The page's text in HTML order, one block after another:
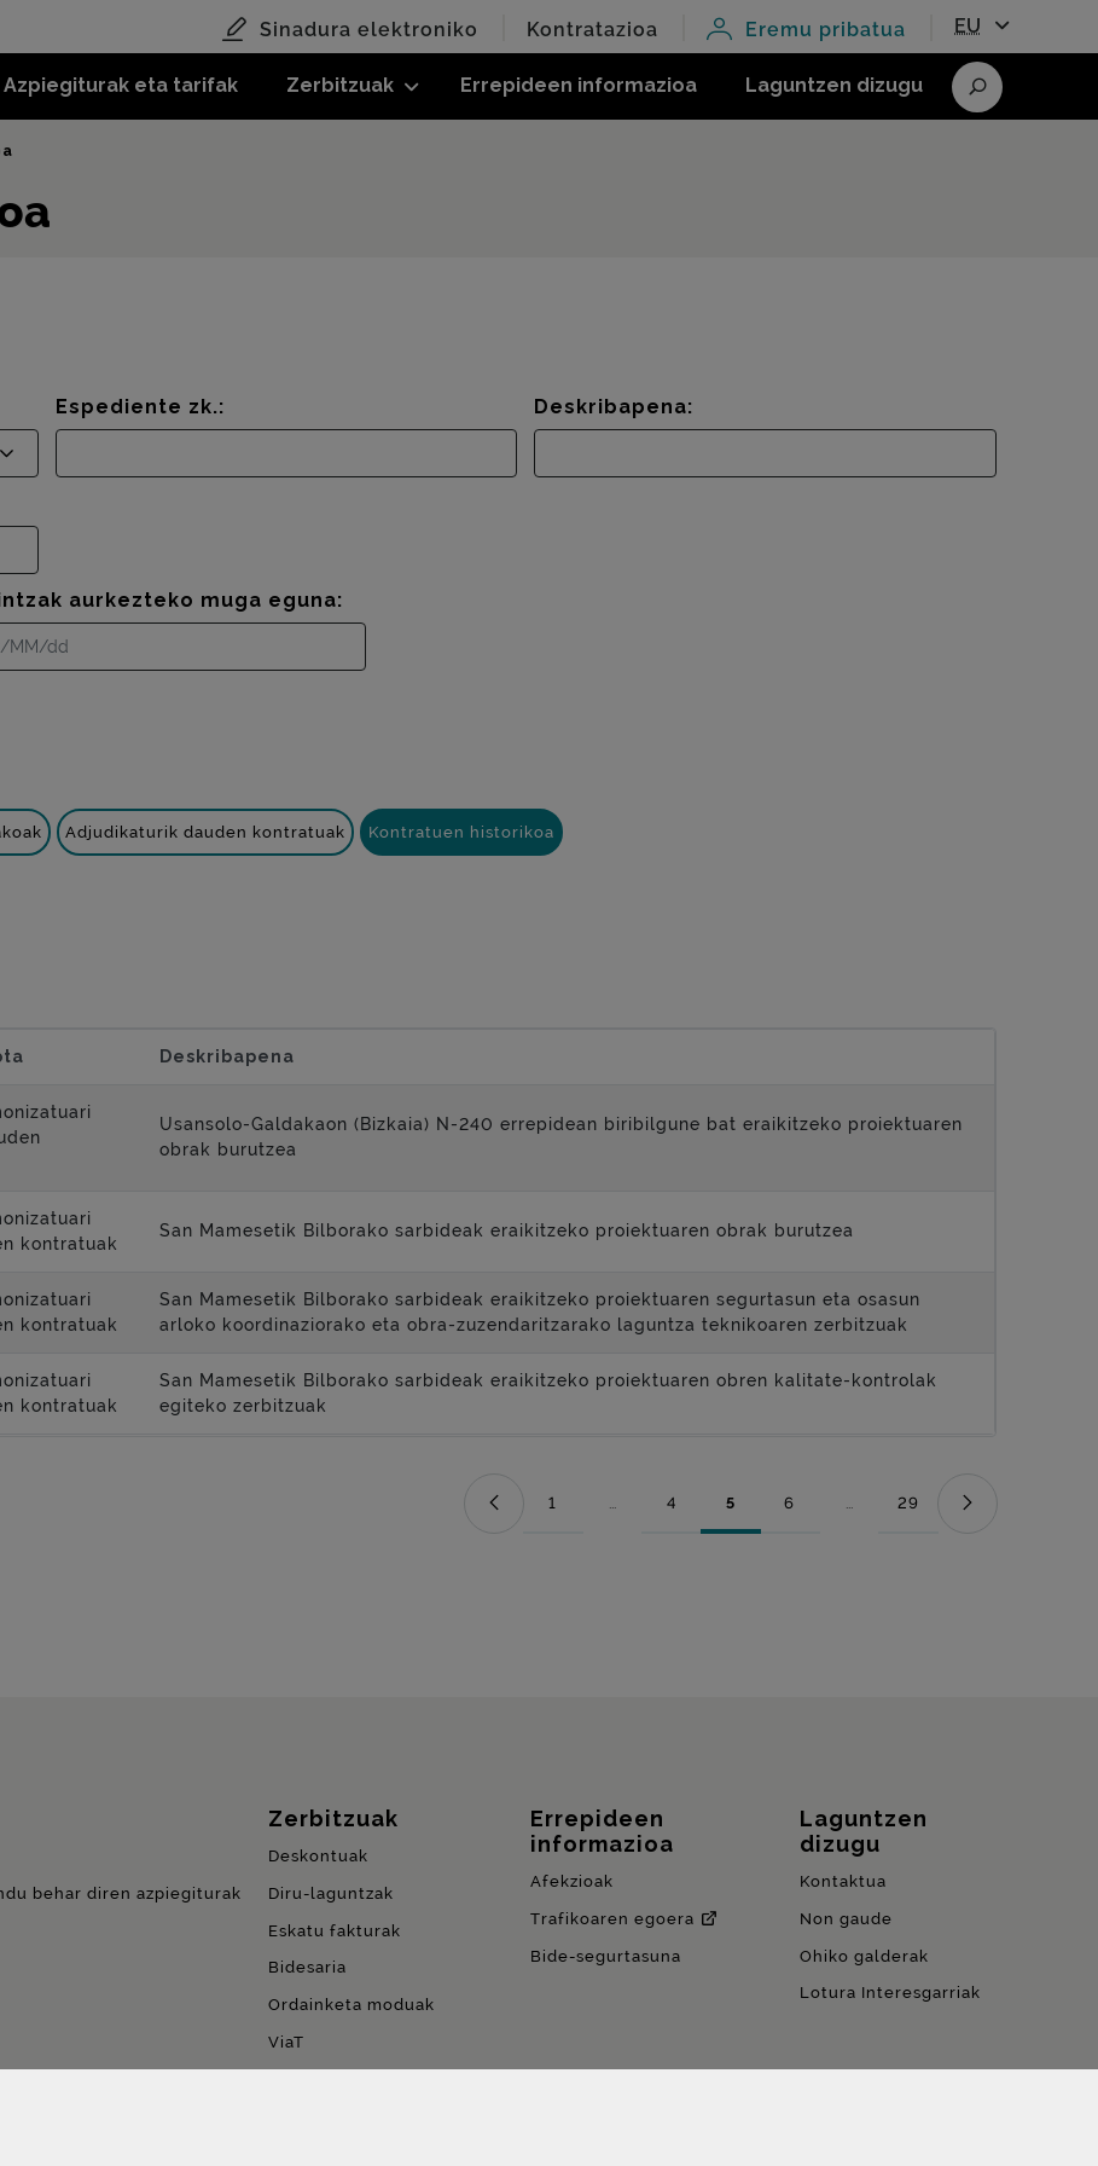
Azpiegiturak eta tarifak Zerbitzuak Errepideen informazioa Laguntzen dizugu
Sinadura elektroniko Kontratazioa Eremu pribatua EU
Bilatu
Espediente zk.: Deskribapena:
aurkezteko muga eguna:
Adjudikaturik dauden kontratuak Kontratuen historikoa
Deskribapena
Usansolo-Galdakaon (Bizkaia) N-240 errepidean biribilgune bat eraikitzeko proiektuaren
obrak burutzea
kontratuak
San Mamesetik Bilborako sarbideak eraikitzeko proiektuaren obrak burutzea
kontratuak
San Mamesetik Bilborako sarbideak eraikitzeko proiektuaren segurtasun eta osasun
arloko koordinaziorako eta obra-zuzendaritzarako laguntza teknikoaren zerbitzuak
kontratuak
San Mamesetik Bilborako sarbideak eraikitzeko proiektuaren obren kalitate-kontrolak
egiteko zerbitzuak
Orrialdea
1 ...
Bitarteko orriak Use TAB to navigate.
Orrialdea
4 Orrialdea
5 Orrialdea
6 ...
Bitarteko orriak Use TAB to
Orrialdea
29
behar diren azpiegiturak
Zerbitzuak
Deskontuak
Diru-laguntzak
Eskatu fakturak
Bidesaria
Ordainketa moduak
ViaT
Errepideen
informazioa
Afekzioak
Trafikoaren egoera
Bide-segurtasuna
Laguntzen
dizugu
Kontaktua
Non gaude
Ohiko galderak
Lotura Interesgarriak